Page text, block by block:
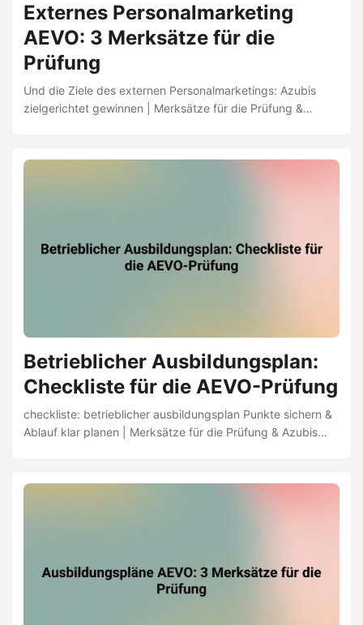
Externes Personalmarketing
AEVO: 3 Merksätze für die
Prüfung
Und die Ziele des externen Personalmarketings: Azubis
zielgerichtet gewinnen | Merksätze für die Prüfung &
Betrieblicher Ausbildungsplan:
Checkliste für die AEVO-Prüfung
checkliste: betrieblicher ausbildungsplan Punkte sichern &
Ablauf klar planen | Merksätze für die Prüfung & Azubis